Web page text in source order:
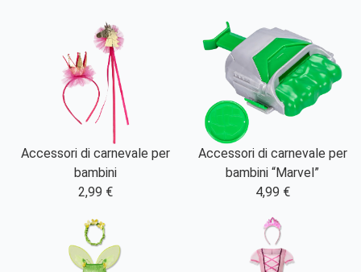
Accessori di carnevale per
bambini
2,99 €
Accessori di carnevale per
bambini “Marvel”
4,99 €